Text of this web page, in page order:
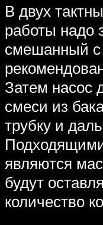
В двух
работы надо
смешанный
Затем насос
смеси из
трубку и
являются
будут
количество